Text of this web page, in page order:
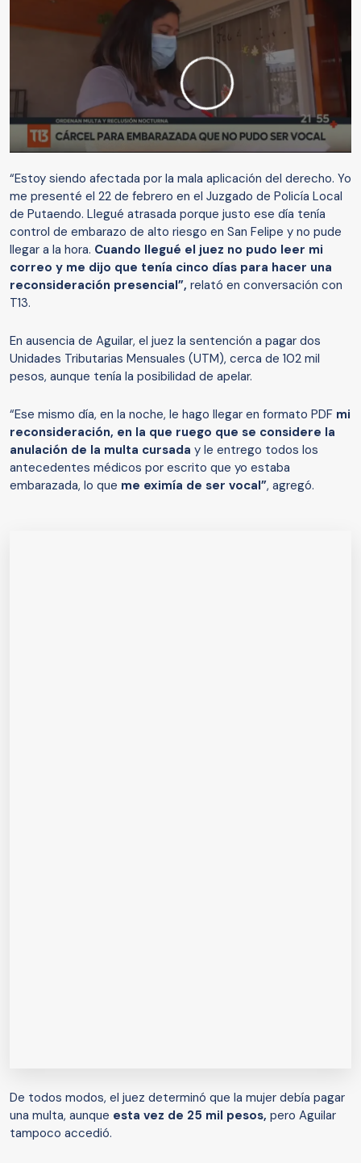
“Estoy siendo afectada por la mala aplicación del derecho. Yo
me presenté el 22 de febrero en el Juzgado de Policía Local
de Putaendo. Llegué atrasada porque justo ese día tenía
control de embarazo de alto riesgo en San Felipe y no pude
llegar a la hora. Cuando llegué el juez no pudo leer mi
correo y me dijo que tenía cinco días para hacer una
reconsideración presencial”, relató en conversación con
T13.
En ausencia de Aguilar, el juez la sentención a pagar dos
Unidades Tributarias Mensuales (UTM), cerca de 102 mil
pesos, aunque tenía la posibilidad de apelar.
“Ese mismo día, en la noche, le hago llegar en formato PDF mi
reconsideración, en la que ruego que se considere la
anulación de la multa cursada y le entrego todos los
antecedentes médicos por escrito que yo estaba
embarazada, lo que me eximía de ser vocal”, agregó.
De todos modos, el juez determinó que la mujer debía pagar
una multa, aunque esta vez de 25 mil pesos, pero Aguilar
tampoco accedió.